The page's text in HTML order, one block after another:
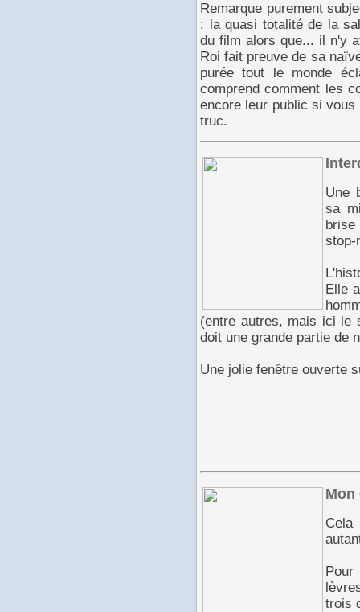
Remarque purement
: la quasi totalité de la
du film alors que... il n'y
Roi fait preuve de sa
purée tout le monde
comprend comment les
encore leur public si
truc.
Une
sa
stop-
Elle
(entre autres, mais ici le
doit une grande partie de
Une jolie fenêtre ouverte
Mon
trois